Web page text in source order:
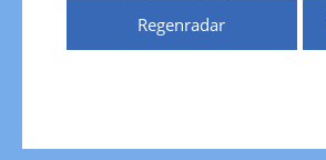
Regenradar